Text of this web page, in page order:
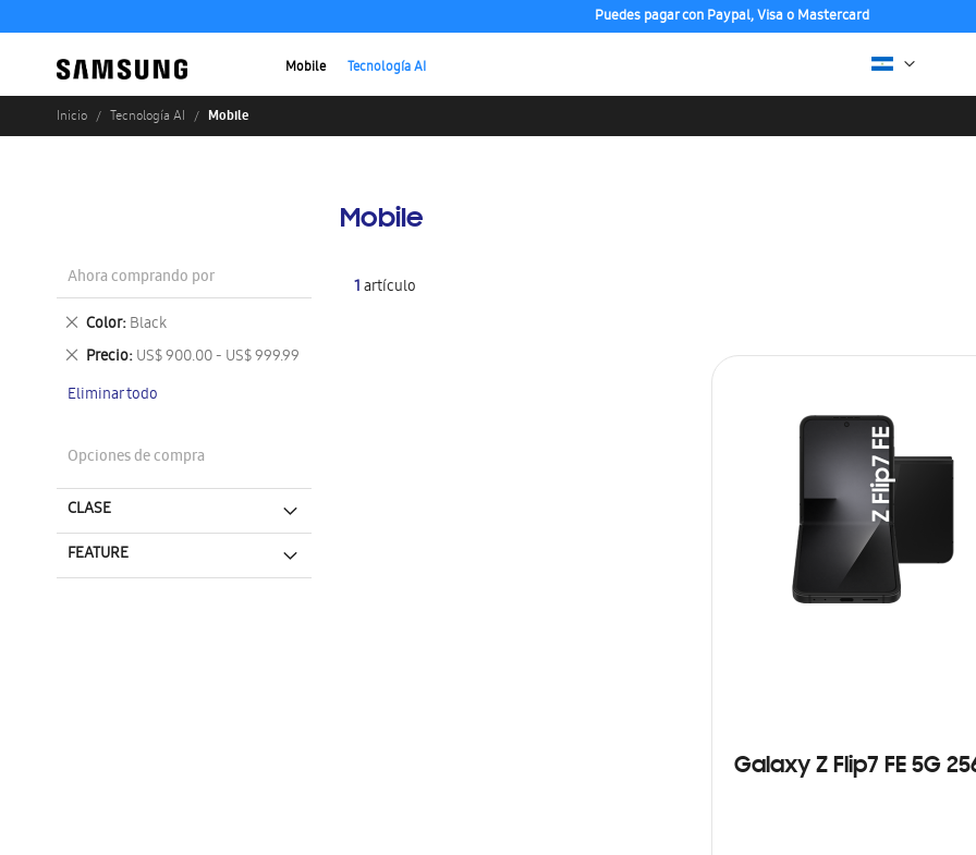
Puedes pagar con Paypal, Visa o Mastercard
Mobile Tecnología AI
Inicio Tecnología AI Mobile
Mobile
1artículo
Galaxy Z Flip7 FE 5G
Ahora comprando por
Color Black
Eliminar
este
artículo
Precio US$ 900.00 - US$ 999.99
Eliminar
artículo
Eliminar todo
Opciones de compra
CLASE
FEATURE